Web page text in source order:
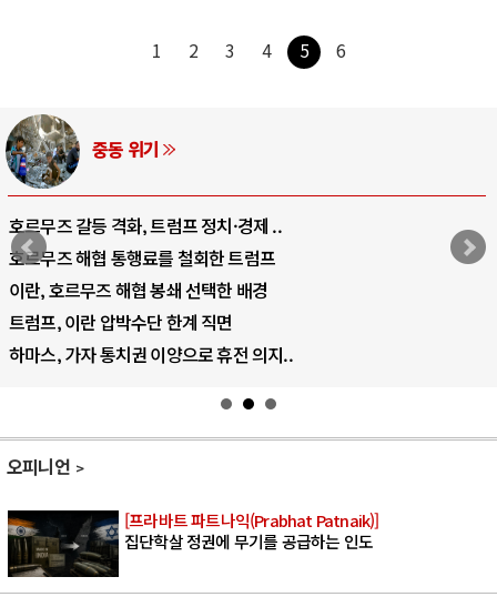
1 2 3 4 5 6
AI와 인간
중국 AI, 저가 공세로 글로벌 토큰 시..
AI 국부펀드 구상 놓고 미국 진보진영 ..
AI 데이터센터 반대 투쟁은 새로운 글로..
AI의 숨은 환경 비용: 데이터센터 확산..
AI는 어떻게 미국 민주주의를 잠식하고 ..
오피니언
[프라바트 파트나익(Prabhat Patnaik)]
집단학살 정권에 무기를 공급하는 인도